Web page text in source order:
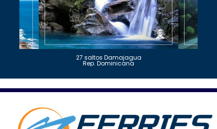
27 saltos Damajagua
Rep. Dominicana